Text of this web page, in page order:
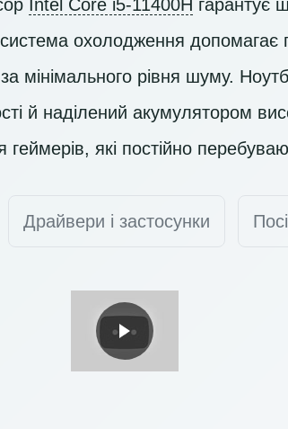
Intel Core i5-11400H гарантує
охолодження допомагає
мінімального рівня шуму.
й наділений акумулятором
які постійно
Драйвери і застосунки